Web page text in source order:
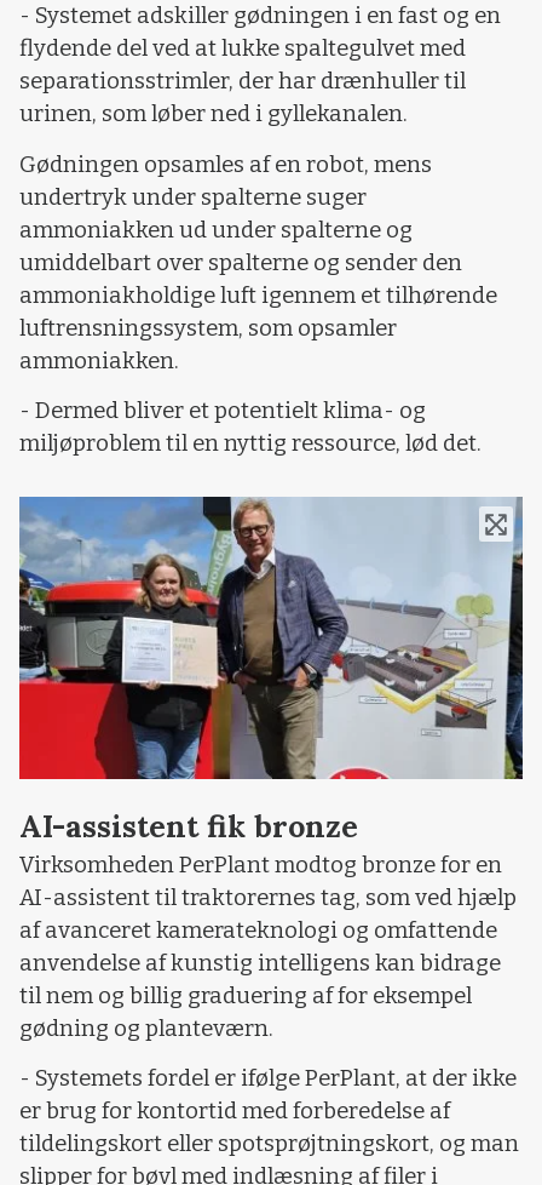
- Systemet adskiller gødningen i en fast og en
flydende del ved at lukke spaltegulvet med
separationsstrimler, der har drænhuller til
urinen, som løber ned i gyllekanalen.
Gødningen opsamles af en robot, mens
undertryk under spalterne suger
ammoniakken ud under spalterne og
umiddelbart over spalterne og sender den
ammoniakholdige luft igennem et tilhørende
luftrensningssystem, som opsamler
ammoniakken.
- Dermed bliver et potentielt klima- og
miljøproblem til en nyttig ressource, lød det.
AI-assistent fik bronze
Virksomheden PerPlant modtog bronze for en
AI-assistent til traktorernes tag, som ved hjælp
af avanceret kamerateknologi og omfattende
anvendelse af kunstig intelligens kan bidrage
til nem og billig graduering af for eksempel
gødning og planteværn.
- Systemets fordel er ifølge PerPlant, at der ikke
er brug for kontortid med forberedelse af
tildelingskort eller spotsprøjtningskort, og man
slipper for bøvl med indlæsning af filer i